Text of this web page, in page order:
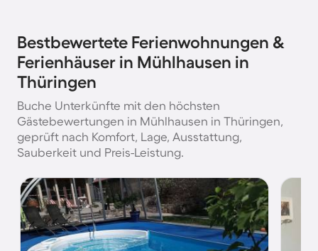
Bestbewertete Ferienwohnungen &
Ferienhäuser in Mühlhausen in
Thüringen
Buche Unterkünfte mit den höchsten
Gästebewertungen in Mühlhausen in Thüringen,
geprüft nach Komfort, Lage, Ausstattung,
Sauberkeit und Preis-Leistung.